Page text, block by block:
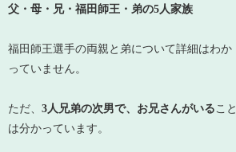
父・母・兄・福田師王・弟の5人家族
福田師王選手の両親と弟について詳細はわか
っていません。
ただ、3人兄弟の次男で、お兄さんがいること
は分かっています。